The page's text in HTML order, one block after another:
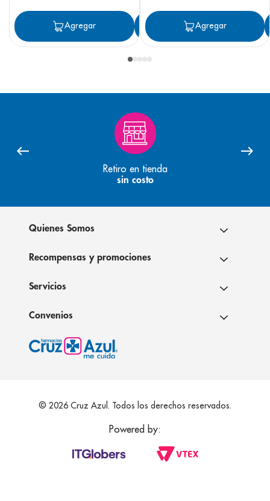
Agregar Agregar
Agregar
Retiro en tienda
sin costo
Quienes Somos
Recompensas y promociones
Servicios
Convenios
© 2026 Cruz Azul. Todos los derechos reservados.
Powered by: